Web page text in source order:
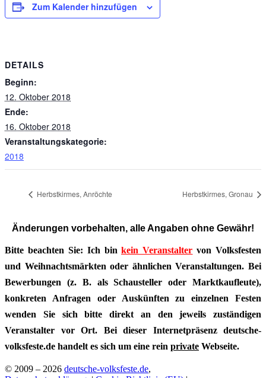
Zum Kalender hinzufügen
DETAILS
Beginn:
12. Oktober 2018
Ende:
16. Oktober 2018
Veranstaltungskategorie:
2018
Herbstkirmes, Anröchte Herbstkirmes, Gronau
Änderungen vorbehalten, alle Angaben ohne Gewähr!
Bitte beachten Sie: Ich binkein Veranstalter von Volksfesten
und Weihnachtsmärkten oder ähnlichen Veranstaltungen. Bei
Bewerbungen (z. B. als Schausteller oder Marktkaufleute),
konkreten Anfragen oder Auskünften zu einzelnen Festen
wenden Sie sich bitte direkt an den jeweils zuständigen
Veranstalter vor Ort. Bei dieser Internetpräsenz deutsche-
volksfeste.de handelt es sich um eine rein private Webseite.
© 2009 – 2026 deutsche-volksfeste.de,